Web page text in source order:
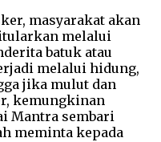
masyarakat akan
melalui
batuk atau
melalui hidung,
jika mulut dan
kemungkinan
Mantra sembari
meminta kepada